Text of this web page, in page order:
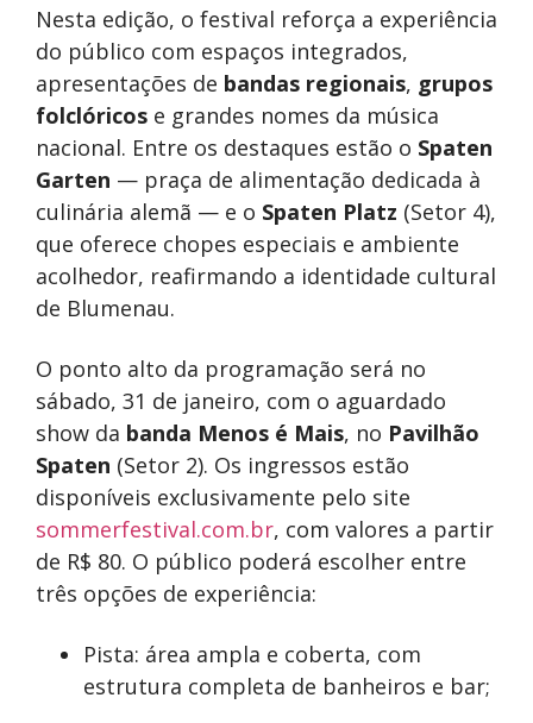
Nesta edição, o festival reforça a experiência
do público com espaços integrados,
apresentações de bandas regionais, grupos
folclóricos e grandes nomes da música
nacional. Entre os destaques estão o Spaten
Garten — praça de alimentação dedicada à
culinária alemã — e o Spaten Platz (Setor 4),
que oferece chopes especiais e ambiente
acolhedor, reafirmando a identidade cultural
de Blumenau.
O ponto alto da programação será no
sábado, 31 de janeiro, com o aguardado
show da banda Menos é Mais, no Pavilhão
Spaten (Setor 2). Os ingressos estão
disponíveis exclusivamente pelo site
sommerfestival.com.br, com valores a partir
de R$ 80. O público poderá escolher entre
três opções de experiência:
Pista: área ampla e coberta, com
estrutura completa de banheiros e bar;